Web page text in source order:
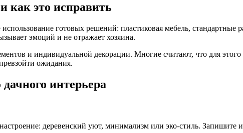
как это исправить
готовых решений: пластиковая мебель, стандартные
эмоций и не отражает хозяина.
и индивидуальной декорации. Многие считают, что для
ожидания.
интерьера
деревенский уют, минимализм или эко-стиль. Запишите